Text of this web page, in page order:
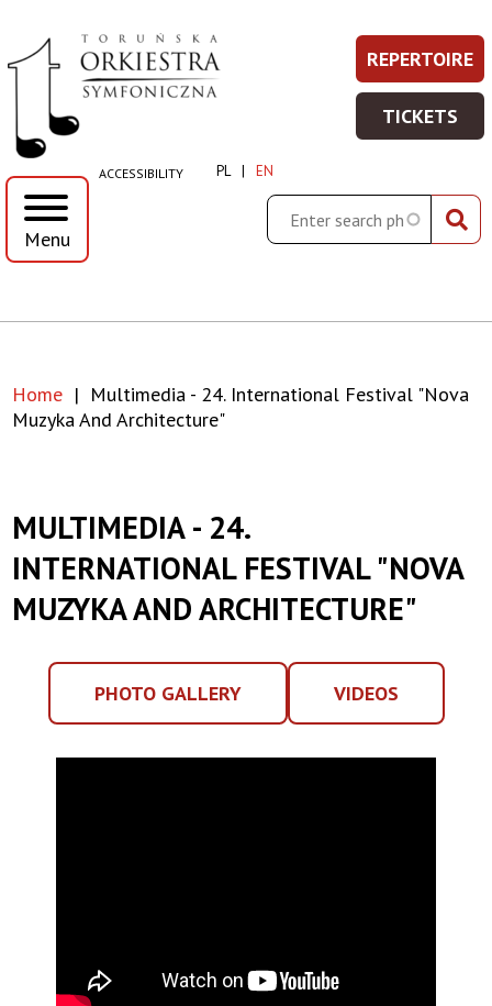
Multimedia
24.
International
Festival
"Nova
and
Toruńska
Orkiestra
Symfoniczna
Skip
to
menu
Skip
to
content
Skip
to
search
Skip
to
footer
ACCESSIBILITY PL EN
Search
Menu
Prawe
Top
Menu
REPERTOIRE
-
WIĘCEJ
TICKETS
Breadcrumb
Home
Multimedia - 24. International Festival "Nova
Muzyka And Architecture"
MULTIMEDIA - 24.
INTERNATIONAL FESTIVAL "NOVA
MUZYKA AND ARCHITECTURE"
PHOTO GALLERY
PHOTO
GALLERY
VIDEOS
VIDEOS